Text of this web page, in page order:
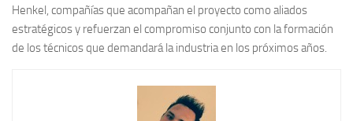
Henkel, compañías que acompañan el proyecto como aliados
estratégicos y refuerzan el compromiso conjunto con la formación
de los técnicos que demandará la industria en los próximos años.